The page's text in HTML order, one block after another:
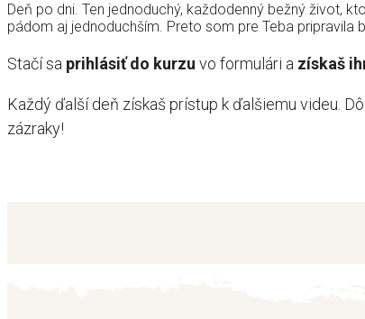
Deň po dni. Ten jednoduchý, každodenný bežný život,
pádom aj jednoduchším. Preto som pre Teba pripravila
Stačí sa prihlásiť do kurzu vo formulári a získaš
Každý ďalší deň získaš prístup k ďalšiemu videu.
zázraky!